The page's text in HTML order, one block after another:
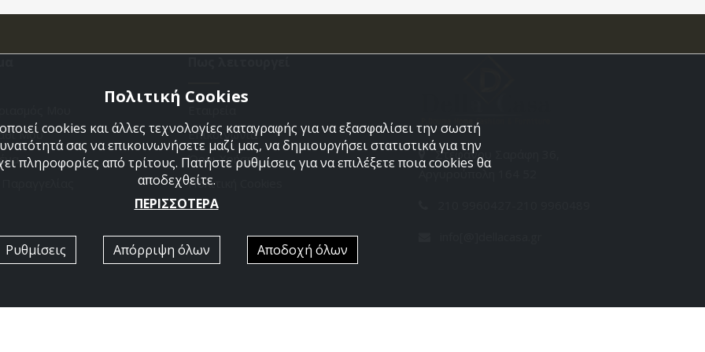
Μου
Επικοινωνια
Όροι Χρήσης
Πολιτική Cookies
Στεφάνου Σαράφη 36,
Πολιτική Cookies
cookies και άλλες τεχνολογίες καταγραφής για να εξασφαλίσει την σωστή
σας να επικοινωνήσετε μαζί μας, να δημιουργήσει στατιστικά για την
πληροφορίες από τρίτους. Πατήστε ρυθμίσεις για να επιλέξετε ποια cookies θα
αποδεχθείτε.
ΠΕΡΙΣΣΟΤΕΡΑ
Ρυθμίσεις Απόρριψη όλων Αποδοχή όλων